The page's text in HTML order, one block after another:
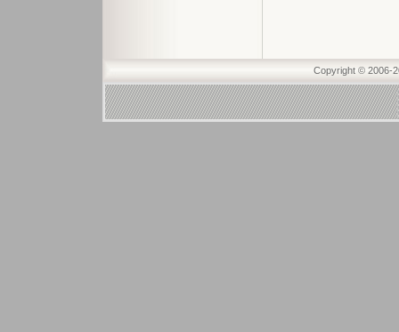
Copyright © 2006-